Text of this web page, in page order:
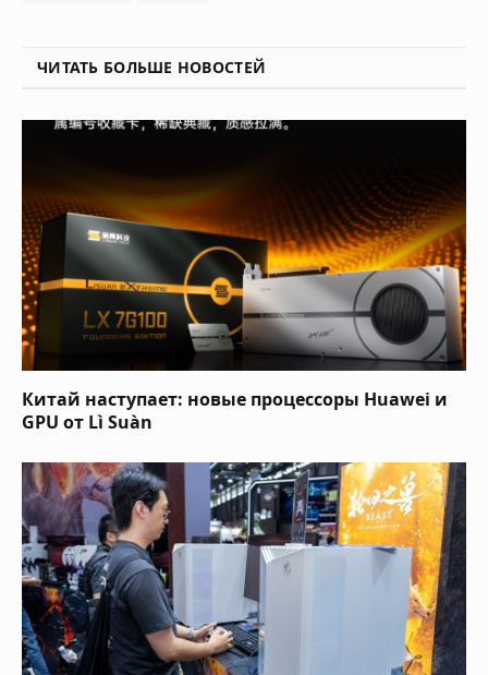
ЧИТАТЬ БОЛЬШЕ НОВОСТЕЙ
Китай наступает: новые процессоры Huawei и
GPU от Lì Suàn